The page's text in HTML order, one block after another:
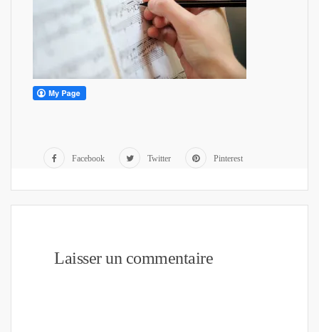
Facebook Twitter Pinterest
Laisser un commentaire